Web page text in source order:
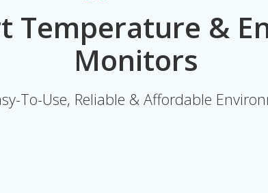
Temperature &
Monitors
To-Use, Reliable & Affordable